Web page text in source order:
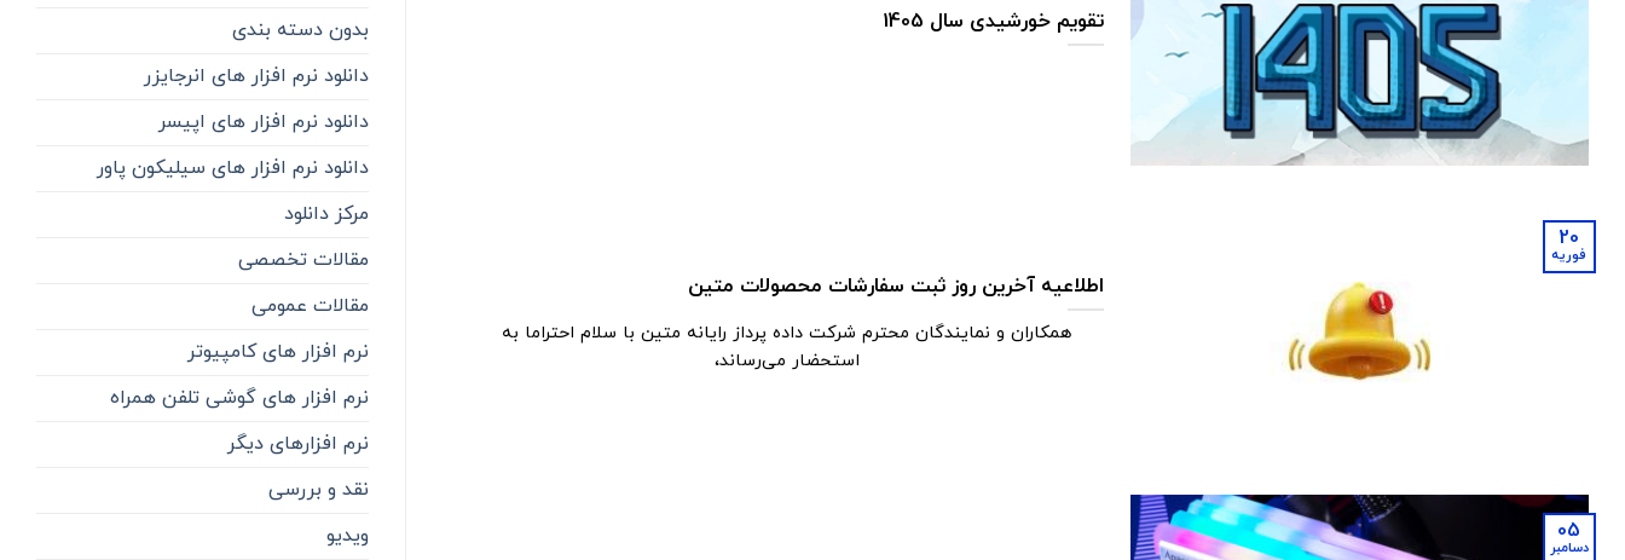
تقویم خورشیدی سال 1405
اطلاعیه آخرین روز ثبت سفارشات محصولات متین
همکاران و نمایندگان محترم شرکت داده پرداز رایانه متین با سلام احتراما به
استحضار می‌رساند،
20
فوریه
05
دسامبر
بدون دسته بندی
دانلود نرم افزار های انرجایزر
دانلود نرم افزار های اپیسر
دانلود نرم افزار های سیلیکون پاور
مرکز دانلود
مقالات تخصصی
مقالات عمومی
نرم افزار های کامپیوتر
نرم افزار های گوشی تلفن همراه
نرم افزارهای دیگر
نقد و بررسی
ویدیو